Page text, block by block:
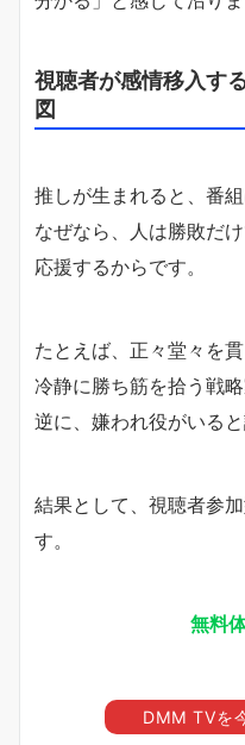
視聴者が感情移入す
図
推しが生まれると、番
なぜなら、人は勝敗だ
応援するからです。
たとえば、正々堂々を
冷静に勝ち筋を拾う戦
逆に、嫌われ役がいる
結果として、視聴者参
す。
無料
DMM TVを